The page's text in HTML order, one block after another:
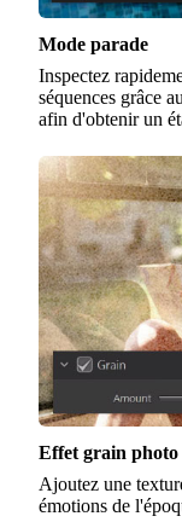
Mode parade
Inspectez
séquences grâce
afin d'obtenir un
Effet grain photo
Ajoutez une
émotions de